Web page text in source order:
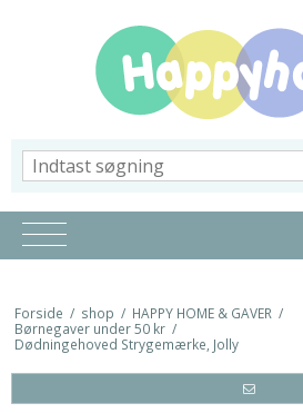
Forside / shop / HAPPY HOME & GAVER /
Børnegaver under 50 kr /
Dødningehoved Strygemærke, Jolly